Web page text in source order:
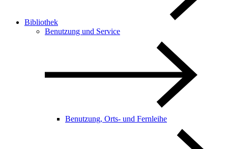
Bibliothek
Benutzung und Service
Benutzung, Orts- und Fernleihe